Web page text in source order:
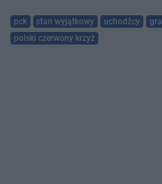
pck stan wyjątkowy uchodźcy
polski czerwony krzyż